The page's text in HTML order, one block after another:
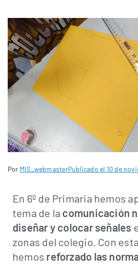
Por MIS_webmasterPublicado el 10 de
En 6º de Primaria hemos
tema de la comunicación
diseñar y colocar señales
zonas del colegio. Con
hemos reforzado las